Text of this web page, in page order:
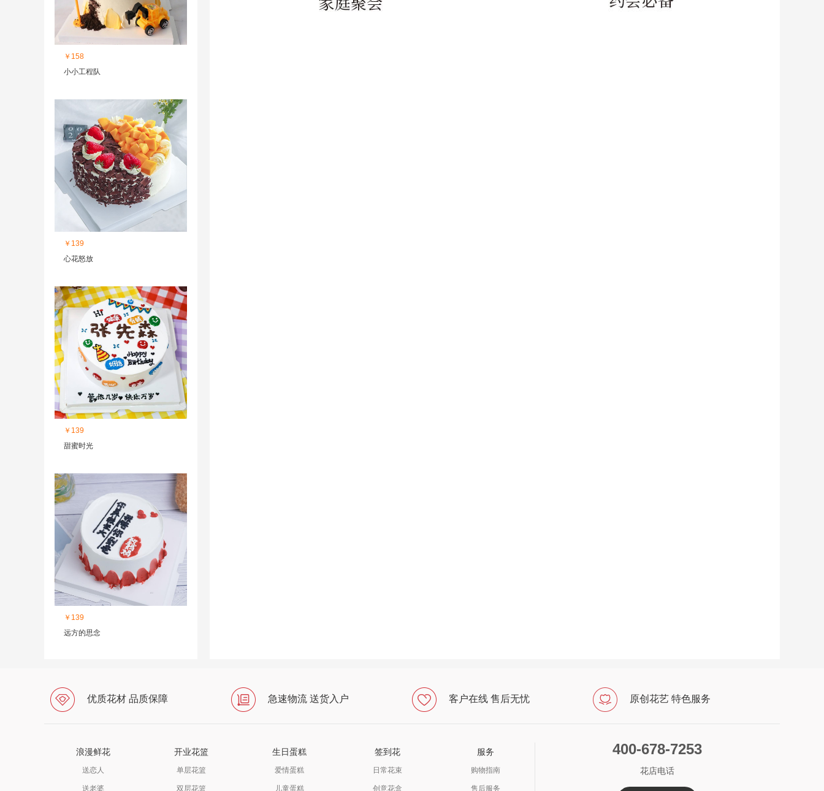
￥158
小小工程队
￥139
心花怒放
￥139
甜蜜时光
￥139
远方的思念
优质花材 品质保障 急速物流 送货入户 客户在线 售后无忧 原创花艺 特色服务
浪漫鲜花
送恋人
送老婆
开业花篮
单层花篮
双层花篮
生日蛋糕
爱情蛋糕
儿童蛋糕
签到花
日常花束
创意花盒
服务
购物指南
售后服务
400-678-7253
花店电话